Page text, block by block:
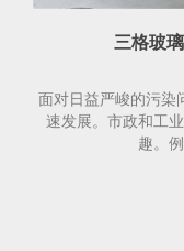
三格玻
面对日益严峻的污染
速发展。市政和工
趣。